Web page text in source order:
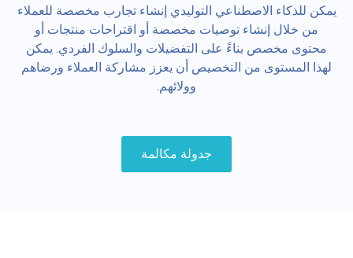
يمكن للذكاء الاصطناعي التوليدي إنشاء تجارب مخصصة للعملاء
من خلال إنشاء توصيات مخصصة أو اقتراحات منتجات أو
محتوى مخصص بناءً على التفضيلات والسلوك الفردي. يمكن
لهذا المستوى من التخصيص أن يعزز مشاركة العملاء ورضاهم
وولائهم.
جدولة مكالمة